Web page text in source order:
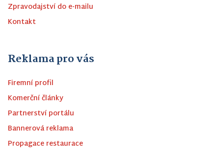
Zpravodajství do e-mailu
Kontakt
Reklama pro vás
Firemní profil
Komerční články
Partnerství portálu
Bannerová reklama
Propagace restaurace